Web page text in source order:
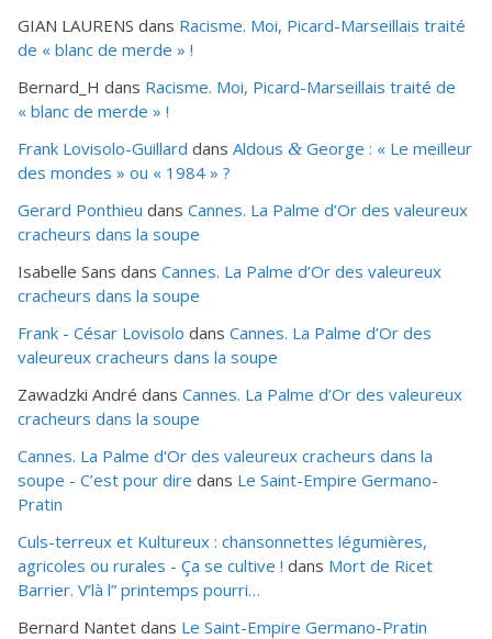
GIAN LAURENS dans Racisme. Moi, Picard-Marseillais traité
de « blanc de merde » !
Bernard_H dans Racisme. Moi, Picard-Marseillais traité de
« blanc de merde » !
Frank Lovisolo-Guillard dans Aldous & George : « Le meilleur
des mondes » ou « 1984 » ?
Gerard Ponthieu dans Cannes. La Palme d’Or des valeureux
cracheurs dans la soupe
Isabelle Sans dans Cannes. La Palme d’Or des valeureux
cracheurs dans la soupe
Frank - César Lovisolo dans Cannes. La Palme d’Or des
valeureux cracheurs dans la soupe
Zawadzki André dans Cannes. La Palme d’Or des valeureux
cracheurs dans la soupe
Cannes. La Palme d'Or des valeureux cracheurs dans la
soupe - C’est pour dire dans Le Saint-Empire Germano-
Pratin
Culs-terreux et Kultureux : chansonnettes légumières,
agricoles ou rurales - Ça se cultive ! dans Mort de Ricet
Barrier. V’là l” printemps pourri…
Bernard Nantet dans Le Saint-Empire Germano-Pratin